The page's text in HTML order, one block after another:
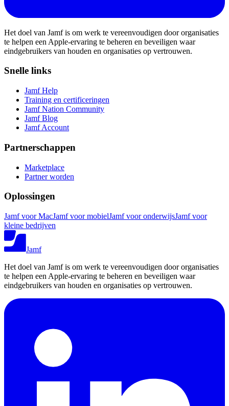
Het doel van Jamf is om werk te vereenvoudigen door organisaties
te helpen een Apple-ervaring te beheren en beveiligen waar
eindgebruikers van houden en organisaties op vertrouwen.
Snelle links
Jamf Help
Training en certificeringen
Jamf Nation Community
Jamf Blog
Jamf Account
Partnerschappen
Marketplace
Partner worden
Oplossingen
Jamf voor MacJamf voor mobielJamf voor onderwijsJamf voor
kleine bedrijven
Jamf
Het doel van Jamf is om werk te vereenvoudigen door organisaties
te helpen een Apple-ervaring te beheren en beveiligen waar
eindgebruikers van houden en organisaties op vertrouwen.